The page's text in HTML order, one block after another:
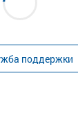
поддержки